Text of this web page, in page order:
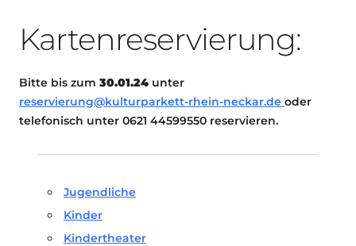
Kartenreservierung:
Bitte bis zum 30.01.24 unter
reservierung@kulturparkett-rhein-neckar.de oder
telefonisch unter 0621 44599550 reservieren.
Jugendliche
Kinder
Kindertheater